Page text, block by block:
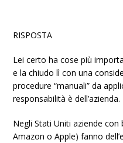
RISPOSTA
Lei certo ha cose più
e la chiudo lì con una
procedure “manuali” da
responsabilità è dell’azienda.
Negli Stati Uniti aziende
Amazon o Apple) fanno